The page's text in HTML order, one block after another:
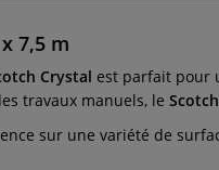
7,5 m
Crystal est parfait pour
travaux manuels, le
sur une variété de